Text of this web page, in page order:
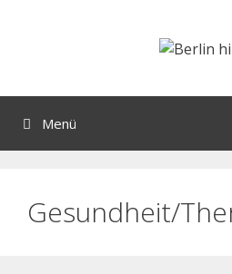
Menü
Gesundheit/